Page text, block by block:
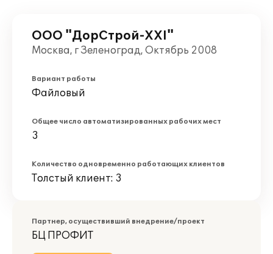
ООО "ДорСтрой-ХХI"
Москва, г Зеленоград, Октябрь 2008
Вариант работы
Файловый
Общее число автоматизированных рабочих мест
3
Количество одновременно работающих клиентов
Толстый клиент: 3
Партнер, осуществивший внедрение/проект
БЦ ПРОФИТ